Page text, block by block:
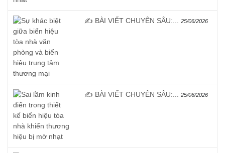
✍️ BÀI VIẾT CHUYÊN SÂU:... 25/06/2026
✍️ BÀI VIẾT CHUYÊN SÂU:... 25/06/2026